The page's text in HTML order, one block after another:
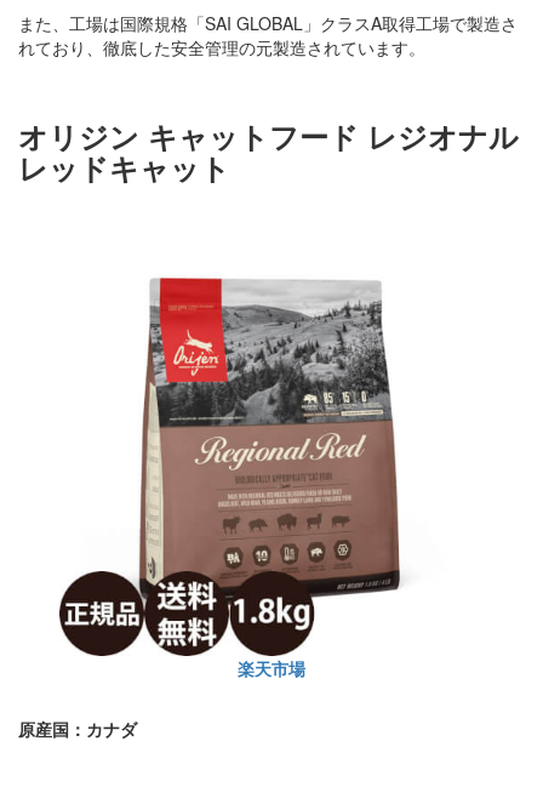
また、工場は国際規格「SAI GLOBAL」クラスA取得工場で製造さ
れており、徹底した安全管理の元製造されています。
オリジン キャットフード レジオナル
レッドキャット
楽天市場
原産国：カナダ